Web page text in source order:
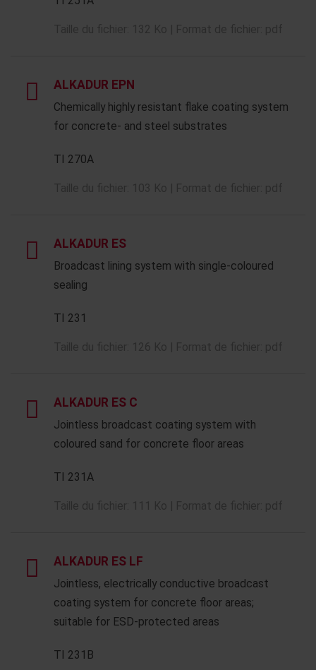
ALKADUR EPN
Chemically highly resistant flake coating system
for concrete- and steel substrates
TI 270A
ALKADUR ES
Broadcast lining system with single-coloured
sealing
TI 231
ALKADUR ES C
Jointless broadcast coating system with
coloured sand for concrete floor areas
TI 231A
ALKADUR ES LF
Jointless, electrically conductive broadcast
coating system for concrete floor areas;
suitable for ESD-protected areas
TI 231B